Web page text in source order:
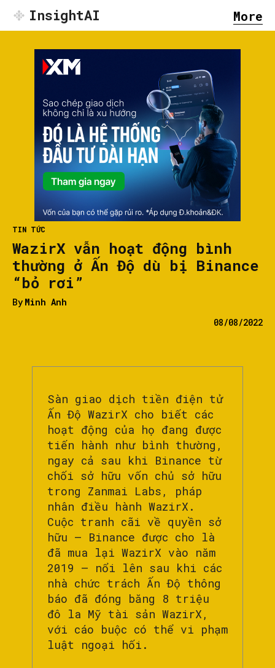
InsightAI More
TIN TỨC
WazirX vẫn hoạt động bình
thường ở Ấn Độ dù bị Binance
“bỏ rơi”
By Minh Anh
08/08/2022
Sàn giao dịch tiền điện tử
Ấn Độ WazirX cho biết các
hoạt động của họ đang được
tiến hành như bình thường,
ngay cả sau khi Binance từ
chối sở hữu vốn chủ sở hữu
trong Zanmai Labs, pháp
nhân điều hành WazirX.
Cuộc tranh cãi về quyền sở
hữu – Binance được cho là
đã mua lại WazirX vào năm
2019 – nổi lên sau khi các
nhà chức trách Ấn Độ thông
báo đã đóng băng 8 triệu
đô la Mỹ tài sản WazirX,
với cáo buộc có thể vi phạm
luật ngoại hối.